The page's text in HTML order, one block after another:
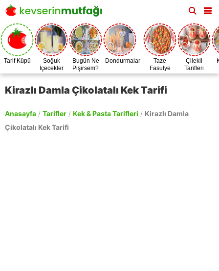
Tarif Küpü
Soğuk
İçecekler
Bugün Ne
Pişirsem?
Dondurmalar
Taze
Fasulye
Zamanı
Çilekli
Tarifleri
Kirazlı Damla Çikolatalı Kek Tarifi
Anasayfa / Tarifler / Kek & Pasta Tarifleri / Kirazlı Damla
Çikolatalı Kek Tarifi